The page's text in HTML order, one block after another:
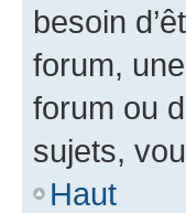
besoin
forum,
forum ou
sujets,
Haut